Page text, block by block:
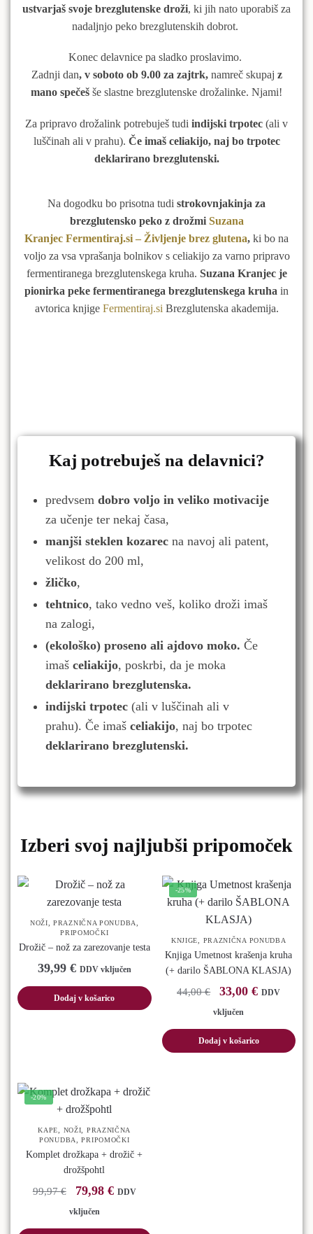
ustvarjaš svoje brezglutenske droži, ki jih nato uporabiš za
nadaljnjo peko brezglutenskih dobrot.
Konec delavnice pa sladko proslavimo.
Zadnji dan, v soboto ob 9.00 za zajtrk,namreč skupaj z
mano spečeš še slastne brezglutenske drožalinke. Njami!
Za pripravo drožalink potrebuješ tudi indijski trpotec (ali v
luščinah ali v prahu). Če imaš celiakijo, naj bo trpotec
deklarirano brezglutenski.
Na dogodku bo prisotna tudi strokovnjakinja za
brezglutensko peko z drožmi Suzana
Kranjec Fermentiraj.si – Življenje brez glutena, ki bo na
voljo za vsa vprašanja bolnikov s celiakijo za varno pripravo
fermentiranega brezglutenskega kruha. Suzana Kranjec je
pionirka peke fermentiranega brezglutenskega kruha in
avtorica knjige Fermentiraj.si Brezglutenska akademija.
Kaj potrebuješ na delavnici?
predvsem dobro voljo in veliko motivacije
za učenje ter nekaj časa,
manjši steklen kozarec na navoj ali patent,
velikost do 200 ml,
žličko,
tehtnico, tako vedno veš, koliko droži imaš
na zalogi,
(ekološko) proseno ali ajdovo moko. Če
imaš celiakijo, poskrbi, da je moka
deklarirano brezglutenska.
indijski trpotec (ali v luščinah ali v
prahu). Če imaš celiakijo, naj bo trpotec
deklarirano brezglutenski.
Izberi svoj najljubši pripomoček
NOŽI ,PRAZNIČNA PONUDBA
PRIPOMOČKI
Drožič – nož za zarezovanje testa
39,99 € DDV vključen
Dodaj v košarico
-25%
KNJIGE PRAZNIČNA PONUDBA
Knjiga Umetnost krašenja kruha
(+ darilo ŠABLONA KLASJA)
44,00€ 33,00€ DDV
vključen
Dodaj v košarico
-20%
KAPE NOŽI
PRAZNIČNA
PONUDBA
,PRIPOMOČKI
Komplet drožkapa + drožič +
drožšpohtl
99,97€ 79,98 € DDV
vključen